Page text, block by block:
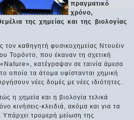
πραγματικό
χρόνο,
της χημείας και της βιολογίας
τον καθηγητή φυσικοχημείας Ντουέιν
Τορόντο, που έκαναν τη σχετική
κατέγραψαν σε ταινία άμεσα
οποίο τα άτομα υφίστανται χημική
νέες δομές με νέες ιδιότητες.
η χημεία και η βιολογία τελικά
κινήσεις-κλειδιά, ακόμα και για τα
τρομερή μείωση της